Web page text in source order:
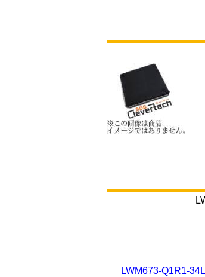
LWM673-Q1R1-34L